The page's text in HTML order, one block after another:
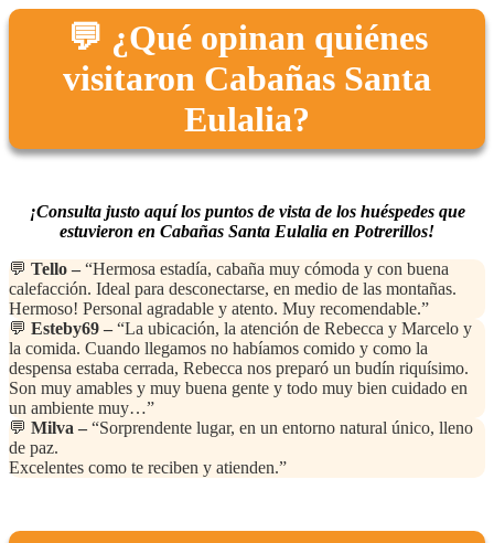
💬 ¿Qué opinan quiénes
visitaron Cabañas Santa
Eulalia?
¡Consulta justo aquí los puntos de vista de los huéspedes que
estuvieron en Cabañas Santa Eulalia en Potrerillos!
💬 Tello – “Hermosa estadía, cabaña muy cómoda y con buena
calefacción. Ideal para desconectarse, en medio de las montañas.
Hermoso! Personal agradable y atento. Muy recomendable.”
💬 Esteby69 – “La ubicación, la atención de Rebecca y Marcelo y
la comida. Cuando llegamos no habíamos comido y como la
despensa estaba cerrada, Rebecca nos preparó un budín riquísimo.
Son muy amables y muy buena gente y todo muy bien cuidado en
un ambiente muy…”
💬 Milva – “Sorprendente lugar, en un entorno natural único, lleno
de paz.
Excelentes como te reciben y atienden.”